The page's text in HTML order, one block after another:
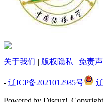
关于我们 | 版权隐私 | 免责
- 辽ICP备2021012985号